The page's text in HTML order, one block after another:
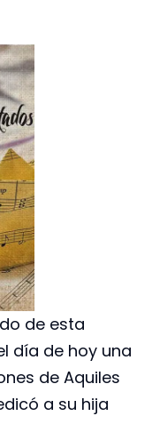
de esta
día de hoy una
de Aquiles
a su hija